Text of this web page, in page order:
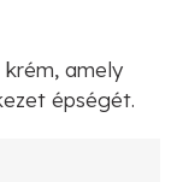
amely
épségét.